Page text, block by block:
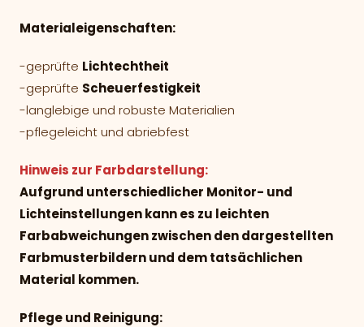
Materialeigenschaften:
-geprüfte Lichtechtheit
-geprüfte Scheuerfestigkeit
-langlebige und robuste Materialien
-pflegeleicht und abriebfest
Hinweis zur Farbdarstellung:
Aufgrund unterschiedlicher Monitor- und
Lichteinstellungen kann es zu leichten
Farbabweichungen zwischen den dargestellten
Farbmusterbildern und dem tatsächlichen
Material kommen.
Pflege und Reinigung: